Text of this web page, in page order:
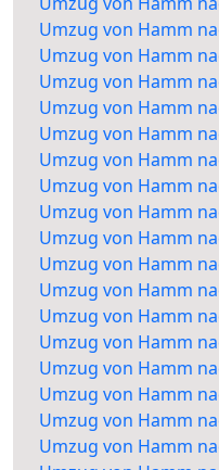
Umzug von Hamm
Umzug von Hamm
Umzug von Hamm
Umzug von Hamm
Umzug von Hamm
Umzug von Hamm
Umzug von Hamm
Umzug von Hamm
Umzug von Hamm
Umzug von Hamm
Umzug von Hamm
Umzug von Hamm
Umzug von Hamm
Umzug von Hamm
Umzug von Hamm
Umzug von Hamm
Umzug von Hamm